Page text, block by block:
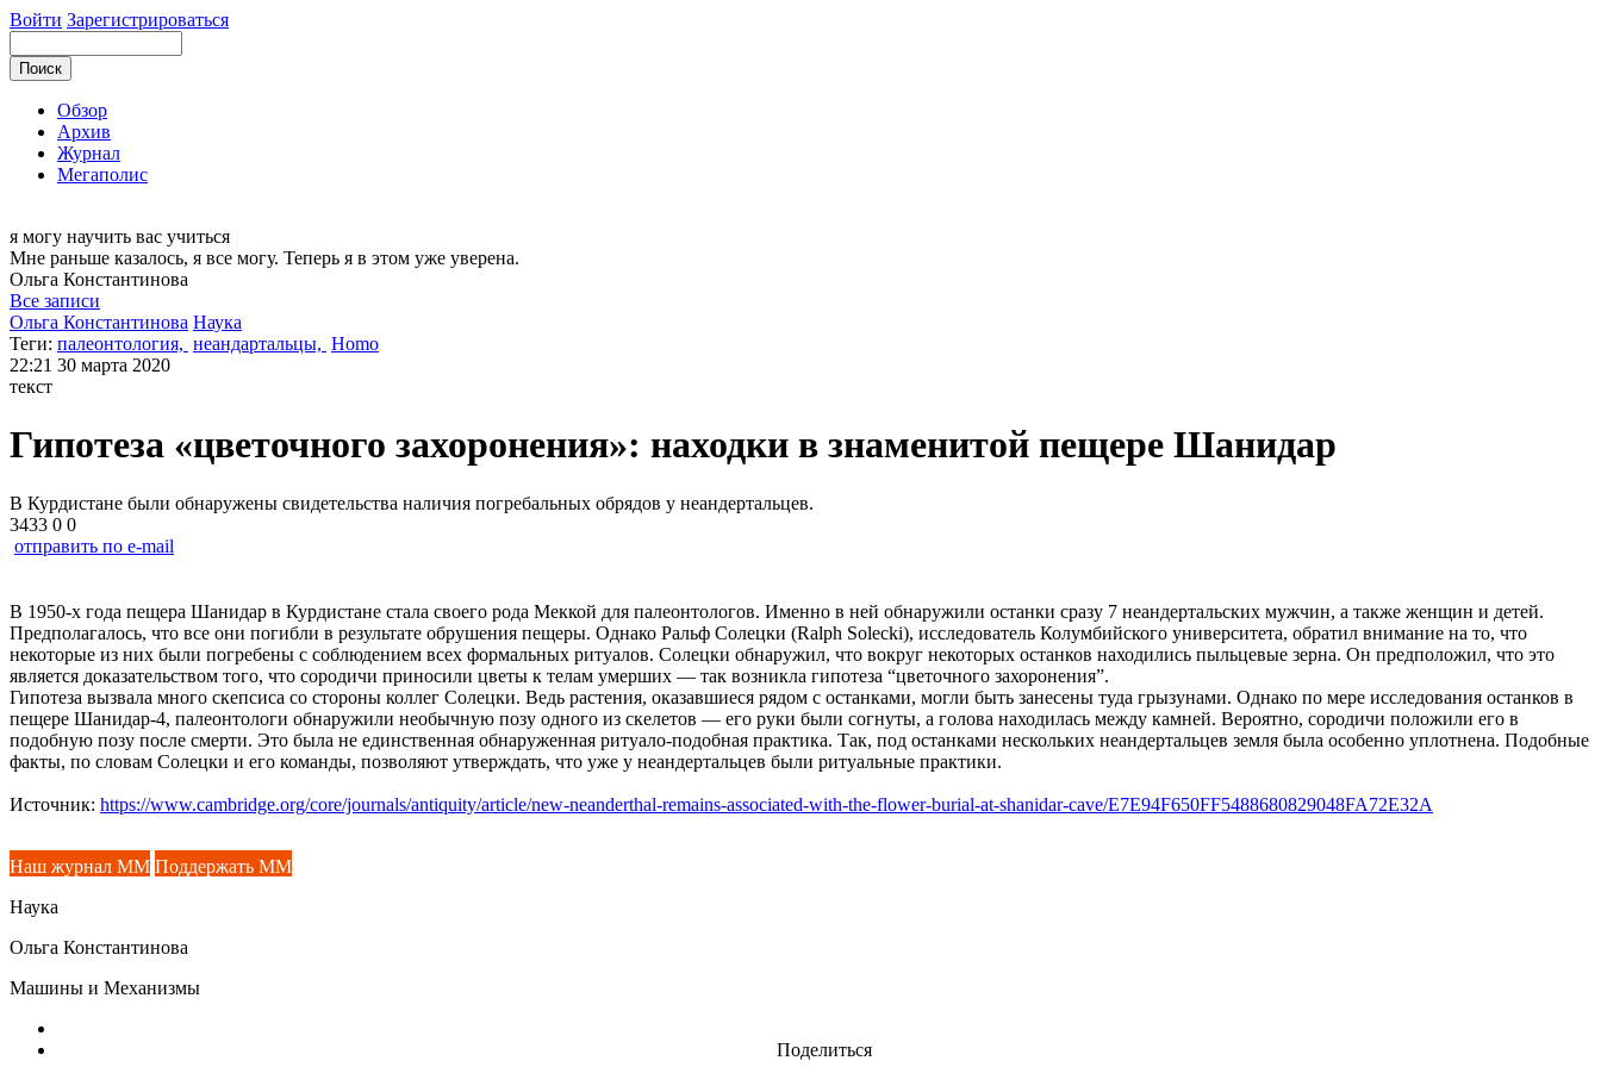
Войти Зарегистрироваться
Обзор
Архив
Журнал
Мегаполис
я могу научить вас учиться
Мне раньше казалось, я все могу. Теперь я в этом уже уверена.
Ольга Константинова
Все записи
Ольга Константинова Наука
Теги: палеонтология, неандартальцы, Homo
22:21 30 марта 2020
текст
Гипотеза «цветочного захоронения»: находки в знаменитой пещере Шанидар
В Курдистане были обнаружены свидетельства наличия погребальных обрядов у неандертальцев.
3433 0 0
отправить по e-mail
В 1950-x года пещера Шанидар в Курдистане стала своего рода Меккой для палеонтологов. Именно в ней обнаружили останки сразу 7 неандертальских мужчин, а также женщин и детей.
Предполагалось, что все они погибли в результате обрушения пещеры. Однако Ральф Солецки (Ralph Solecki), исследователь Колумбийского университета, обратил внимание на то, что
некоторые из них были погребены с соблюдением всех формальных ритуалов. Солецки обнаружил, что вокруг некоторых останков находились пыльцевые зерна. Он предположил, что это
является доказательством того, что сородичи приносили цветы к телам умерших — так возникла гипотеза “цветочного захоронения”.
Гипотеза вызвала много скепсиса со стороны коллег Солецки. Ведь растения, оказавшиеся рядом с останками, могли быть занесены туда грызунами. Однако по мере исследования останков в
пещере Шанидар-4, палеонтологи обнаружили необычную позу одного из скелетов — его руки были согнуты, а голова находилась между камней. Вероятно, сородичи положили его в
подобную позу после смерти. Это была не единственная обнаруженная ритуало-подобная практика. Так, под останками нескольких неандертальцев земля была особенно уплотнена. Подобные
факты, по словам Солецки и его команды, позволяют утверждать, что уже у неандертальцев были ритуальные практики.
Источник: https://www.cambridge.org/core/journals/antiquity/article/new-neanderthal-remains-associated-with-the-flower-burial-at-shanidar-cave/E7E94F650FF5488680829048FA72E32A
Наш журнал ММ Поддержать ММ
Наука
Ольга Константинова
Машины и Механизмы
Поделиться